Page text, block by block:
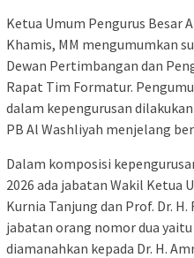
Ketua Umum Pengurus Besar
Khamis, MM mengumumkan
Dewan Pertimbangan dan
Rapat Tim Formatur.
dalam kepengurusan
PB Al Washliyah menjelang
Dalam komposisi
2026 ada jabatan Wakil Ketua
Kurnia Tanjung dan Prof. Dr. H.
jabatan orang nomor dua
diamanahkan kepada Dr. H.